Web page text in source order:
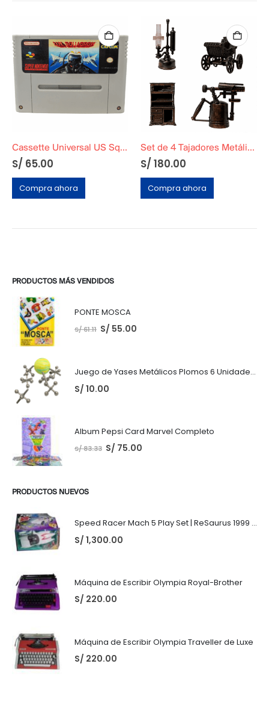
Cassette Universal US Squadron
S/ 65.00
Compra ahora
Set de 4 Tajadores Metálicos Originales
S/ 180.00
Compra ahora
PRODUCTOS MÁS VENDIDOS
PONTE MOSCA
S/61.11 S/ 55.00
Juego de Yases Metálicos Plomos 6 Unidades + Pelota de Goma (En Bolsita Lista para Regalar)
S/ 10.00
Album Pepsi Card Marvel Completo
S/83.33 S/ 75.00
PRODUCTOS NUEVOS
Speed Racer Mach 5 Play Set | ReSaurus 1999 | Meteoro
S/ 1,300.00
Máquina de Escribir Olympia Royal-Brother
S/ 220.00
Máquina de Escribir Olympia Traveller de Luxe
S/ 220.00